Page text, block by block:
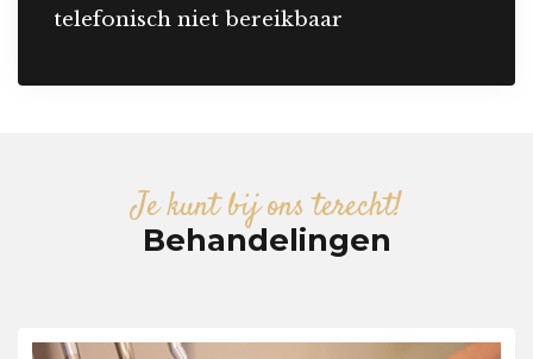
telefonisch niet bereikbaar
Je kunt bij ons terecht!
Behandelingen